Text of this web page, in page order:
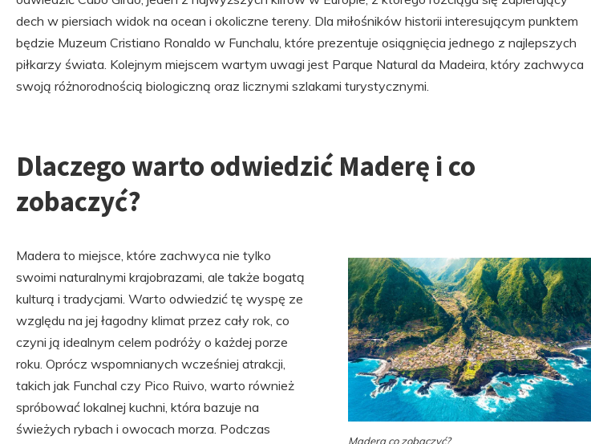
dech w piersiach widok na ocean i okoliczne tereny. Dla miłośników historii interesującym punktem
będzie Muzeum Cristiano Ronaldo w Funchalu, które prezentuje osiągnięcia jednego z najlepszych
piłkarzy świata. Kolejnym miejscem wartym uwagi jest Parque Natural da Madeira, który zachwyca
swoją różnorodnością biologiczną oraz licznymi szlakami turystycznymi.
Dlaczego warto odwiedzić Maderę i co
zobaczyć?
Madera co zobaczyć?
Madera to miejsce, które zachwyca nie tylko
swoimi naturalnymi krajobrazami, ale także bogatą
kulturą i tradycjami. Warto odwiedzić tę wyspę ze
względu na jej łagodny klimat przez cały rok, co
czyni ją idealnym celem podróży o każdej porze
roku. Oprócz wspomnianych wcześniej atrakcji,
takich jak Funchal czy Pico Ruivo, warto również
spróbować lokalnej kuchni, która bazuje na
świeżych rybach i owocach morza. Podczas